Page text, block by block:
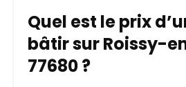
Quel est le prix
bâtir sur Roissy-
77680 ?